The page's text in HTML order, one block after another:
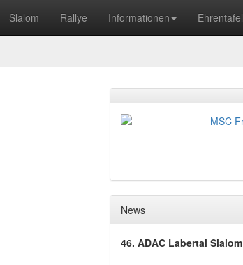
Slalom Rallye Informationen Ehrentafel
News
46. ADAC Labertal Slalom